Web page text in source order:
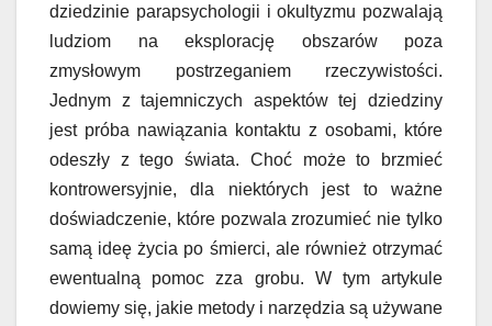
dziedzinie parapsychologii i okultyzmu pozwalają
ludziom na eksplorację obszarów poza
zmysłowym postrzeganiem rzeczywistości.
Jednym z tajemniczych aspektów tej dziedziny
jest próba nawiązania kontaktu z osobami, które
odeszły z tego świata. Choć może to brzmieć
kontrowersyjnie, dla niektórych jest to ważne
doświadczenie, które pozwala zrozumieć nie tylko
samą ideę życia po śmierci, ale również otrzymać
ewentualną pomoc zza grobu. W tym artykule
dowiemy się, jakie metody i narzędzia są używane